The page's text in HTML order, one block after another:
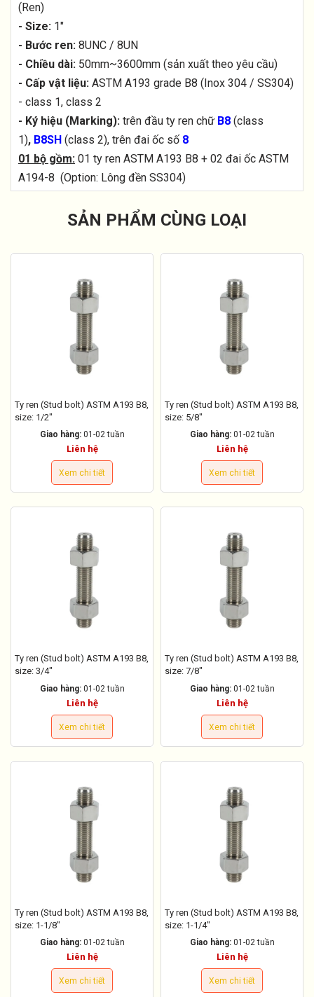
(Ren)
- Size: 1"
- Bước ren: 8UNC / 8UN
- Chiều dài: 50mm~3600mm (sản xuất theo yêu cầu)
- Cấp vật liệu: ASTM A193 grade B8 (Inox 304 / SS304)
- class 1, class 2
- Ký hiệu (Marking): trên đầu ty ren chữ B8 (class
1), B8SH (class 2), trên đai ốc số 8
01 bộ gồm: 01 ty ren ASTM A193 B8 + 02 đai ốc ASTM
A194-8 (Option: Lông đền SS304)
SẢN PHẨM CÙNG LOẠI
Ty ren (Stud bolt) ASTM A193 B8,
size: 1/2"
Giao hàng: 01-02 tuần
Liên hệ
Xem chi tiết
Ty ren (Stud bolt) ASTM A193 B8,
size: 5/8"
Giao hàng: 01-02 tuần
Liên hệ
Xem chi tiết
Ty ren (Stud bolt) ASTM A193 B8,
size: 3/4"
Giao hàng: 01-02 tuần
Liên hệ
Xem chi tiết
Ty ren (Stud bolt) ASTM A193 B8,
size: 7/8"
Giao hàng: 01-02 tuần
Liên hệ
Xem chi tiết
Ty ren (Stud bolt) ASTM A193 B8,
size: 1-1/8"
Giao hàng: 01-02 tuần
Liên hệ
Xem chi tiết
Ty ren (Stud bolt) ASTM A193 B8,
size: 1-1/4"
Giao hàng: 01-02 tuần
Liên hệ
Xem chi tiết